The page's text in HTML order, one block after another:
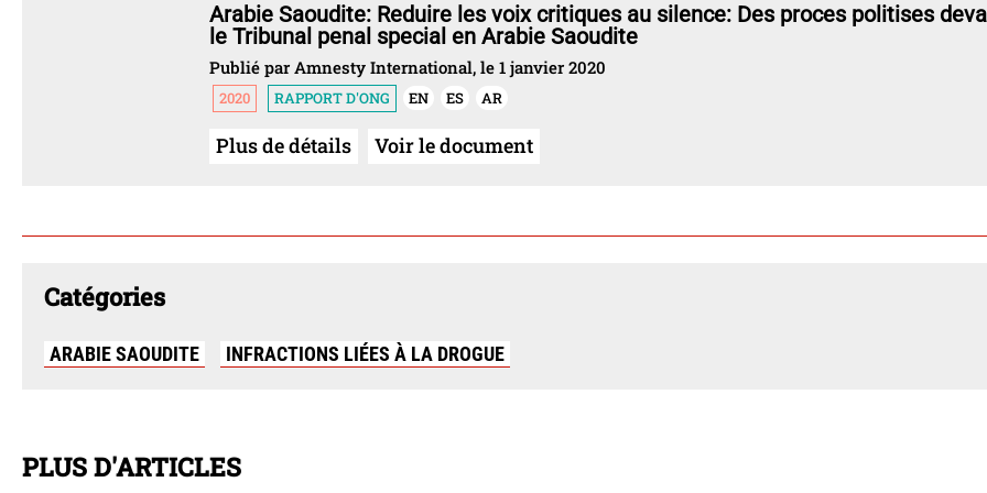
Arabie Saoudite: Reduire les voix critiques au silence: Des proces politises
le Tribunal penal special en Arabie Saoudite
Publié par Amnesty International, le 1 janvier 2020
2020 RAPPORT D'ONG EN ES AR
Plus de détails Voir le document
Catégories
ARABIE SAOUDITE INFRACTIONS LIÉES À LA DROGUE
PLUS D'ARTICLES